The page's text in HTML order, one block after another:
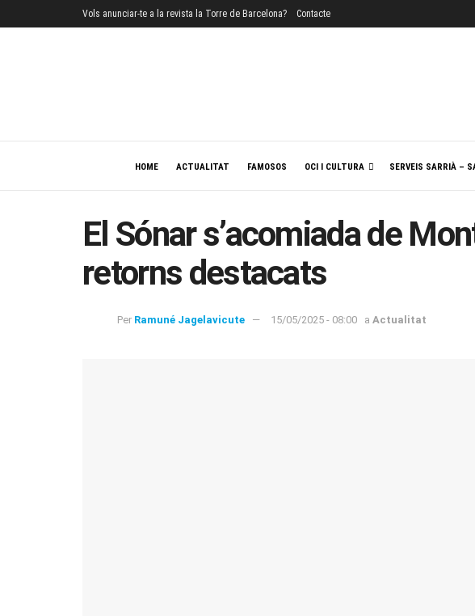
Vols anunciar-te a la revista la Torre de Barcelona? Contacte
HOME ACTUALITAT FAMOSOS OCI I CULTURA SERVEIS SARRIÀ –
El Sónar s’acomiada de
retorns destacats
Per Ramuné Jagelavicute 15/05/2025 - 08:00 a Actualitat